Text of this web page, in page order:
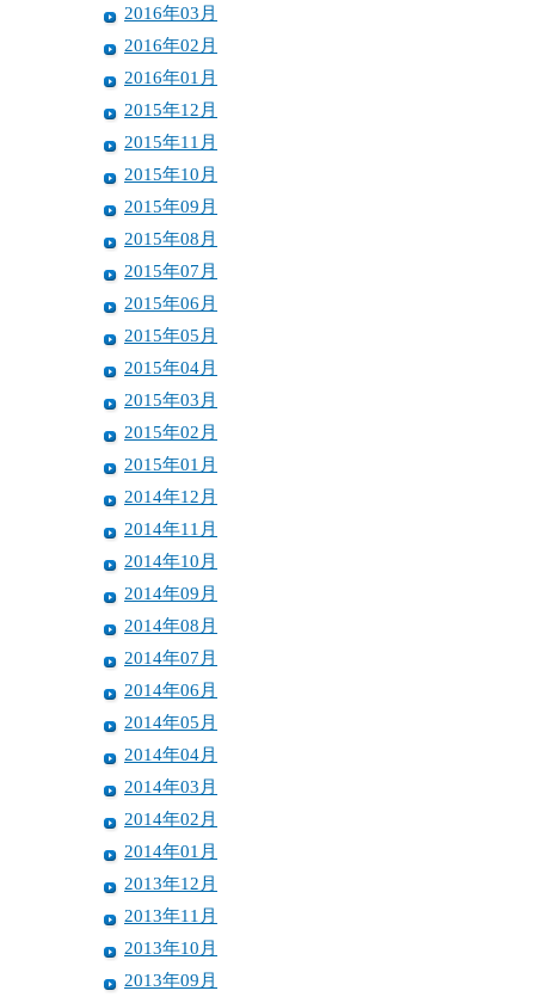
2016年03月
2016年02月
2016年01月
2015年12月
2015年11月
2015年10月
2015年09月
2015年08月
2015年07月
2015年06月
2015年05月
2015年04月
2015年03月
2015年02月
2015年01月
2014年12月
2014年11月
2014年10月
2014年09月
2014年08月
2014年07月
2014年06月
2014年05月
2014年04月
2014年03月
2014年02月
2014年01月
2013年12月
2013年11月
2013年10月
2013年09月